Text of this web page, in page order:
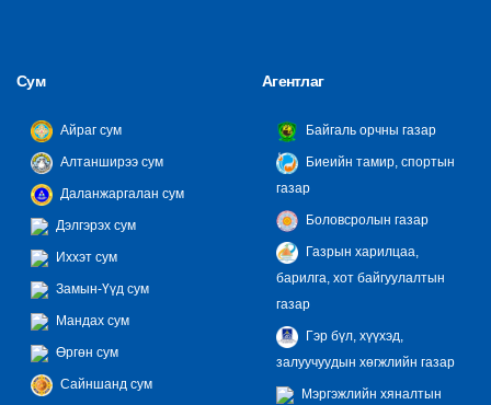
Сум
Айраг сум
Алтанширээ сум
Даланжаргалан сум
Дэлгэрэх сум
Иххэт сум
Замын-Үүд сум
Мандах сум
Өргөн сум
Сайншанд сум
Агентлаг
Байгаль орчны газар
Биеийн тамир, спортын
газар
Боловсролын газар
Газрын харилцаа,
барилга, хот байгуулалтын
газар
Гэр бүл, хүүхэд,
залуучуудын хөгжлийн газар
Мэргэжлийн хяналтын